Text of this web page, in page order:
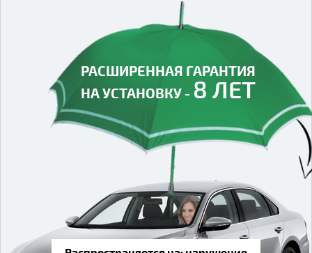
РАСШИРЕННАЯ ГАРАНТИЯ
НА УСТАНОВКУ - 8 ЛЕТ